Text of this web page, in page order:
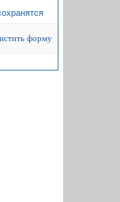
форму